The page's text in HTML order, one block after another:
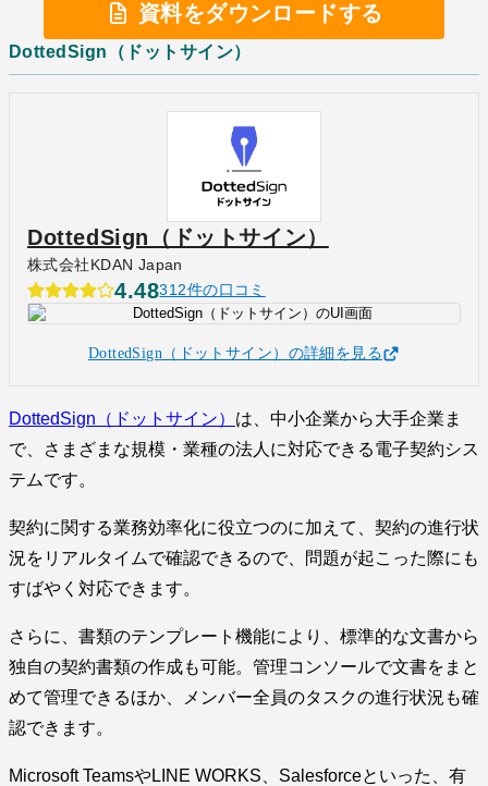
資料をダウンロードする
DottedSign（ドットサイン）
DottedSign（ドットサイン）
株式会社KDAN Japan
4.48312件の口コミ
DottedSign（ドットサイン）の詳細を見る
DottedSign（ドットサイン） は、中小企業から大手企業ま
で、さまざまな規模・業種の法人に対応できる電子契約シス
テムです。
契約に関する業務効率化に役立つのに加えて、契約の進行状
況をリアルタイムで確認できるので、問題が起こった際にも
すばやく対応できます。
さらに、書類のテンプレート機能により、標準的な文書から
独自の契約書類の作成も可能。管理コンソールで文書をまと
めて管理できるほか、メンバー全員のタスクの進行状況も確
認できます。
Microsoft TeamsやLINE WORKS、Salesforceといった、有